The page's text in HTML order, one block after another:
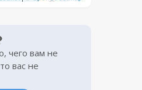
чего вам не
вас не